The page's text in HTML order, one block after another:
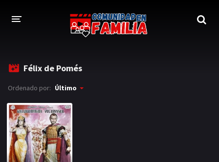
LOGIN
Félix de Pomés
Ordenado por: Último